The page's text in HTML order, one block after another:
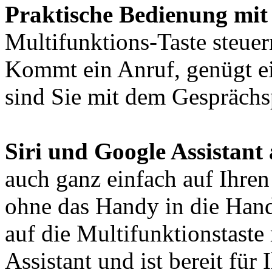
Praktische Bedienung
Multifunktions-Taste
Kommt ein Anruf, genügt
sind Sie mit dem
Siri und Google
auch ganz einfach auf
ohne das Handy in die
auf die Multifunktionstaste
Assistant und ist bereit für